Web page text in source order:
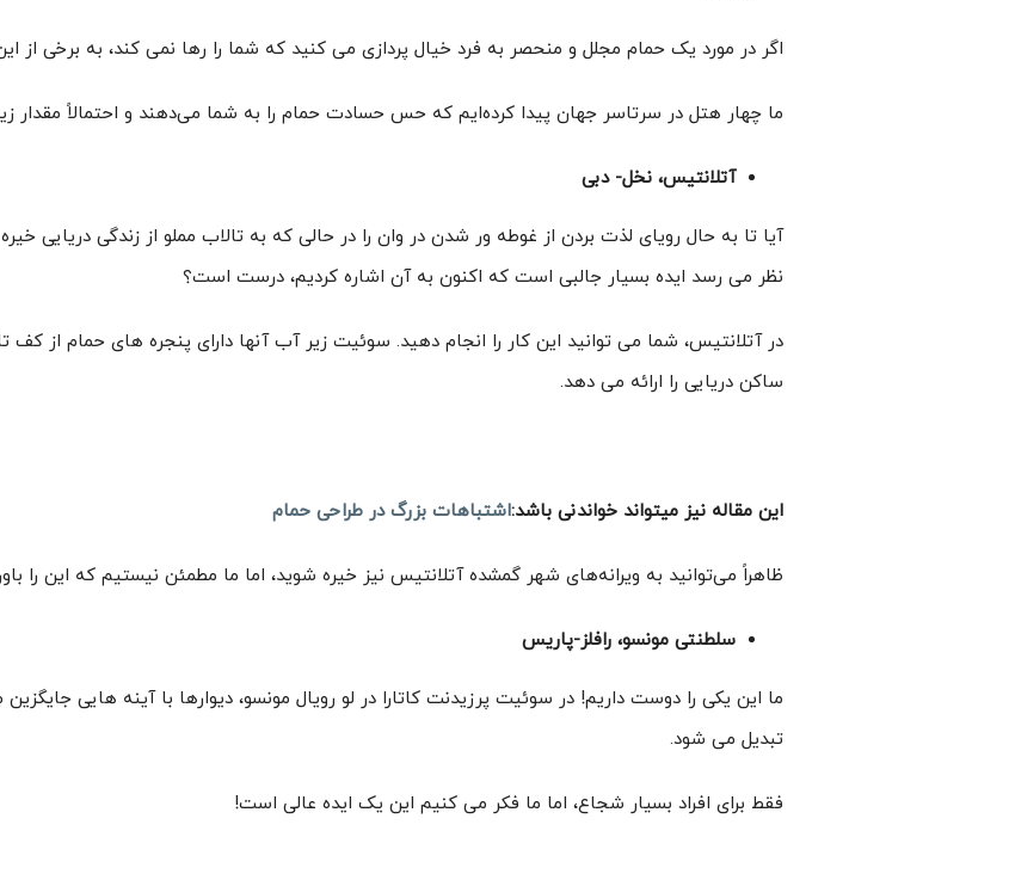
اگر در مورد یک حمام مجلل و منحصر به فرد خیال پردازی می کنید که شما را رها نمی کند، به برخی از
ما چهار هتل در سرتاسر جهان پیدا کرده‌ایم که حس حسادت حمام را به شما می‌دهند و احتمالاً مقدار
آتلانتیس، نخل- دبی
آیا تا به حال رویای لذت بردن از غوطه ور شدن در وان را در حالی که به تالاب مملو از زندگی دریایی
نظر می رسد ایده بسیار جالبی است که اکنون به آن اشاره کردیم، درست است؟
ساکن دریایی را ارائه می دهد.
این مقاله نیز میتواند خواندنی باشد:اشتباهات بزرگ در طراحی حمام
ظاهراً می‌توانید به ویرانه‌های شهر گمشده آتلانتیس نیز خیره شوید، اما ما مطمئن نیستیم که این را
سلطنتی مونسو، رافلز-پاریس
ما این یکی را دوست داریم! در سوئیت پرزیدنت کاتارا در لو رویال مونسو، دیوارها با آینه هایی
تبدیل می شود.
فقط برای افراد بسیار شجاع، اما ما فکر می کنیم این یک ایده عالی است!